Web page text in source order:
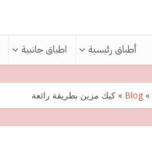
أطباق رئيسية اطباق جانبية
»
Blog
» كيك مزين بطريقة رائعة